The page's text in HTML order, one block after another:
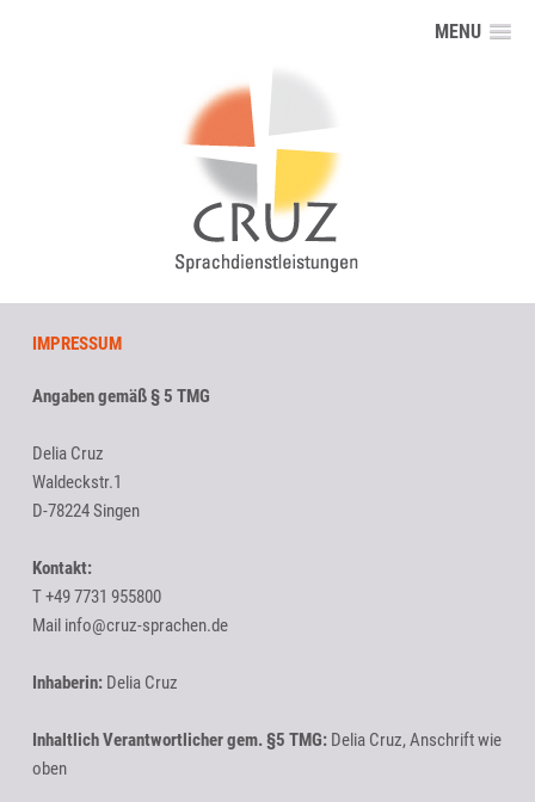
MENU
IMPRESSUM
Angaben gemäß § 5 TMG
Delia Cruz
Waldeckstr.1
D-78224 Singen
Kontakt:
T +49 7731 955800
Mail info@cruz-sprachen.de
Inhaberin:Delia Cruz
Inhaltlich Verantwortlicher gem. §5 TMG:Delia Cruz, Anschrift wie
oben